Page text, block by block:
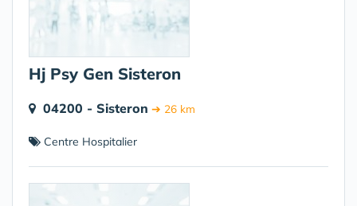
Hj Psy Gen Sisteron
04200 - Sisteron ➔ 26 km
Centre Hospitalier